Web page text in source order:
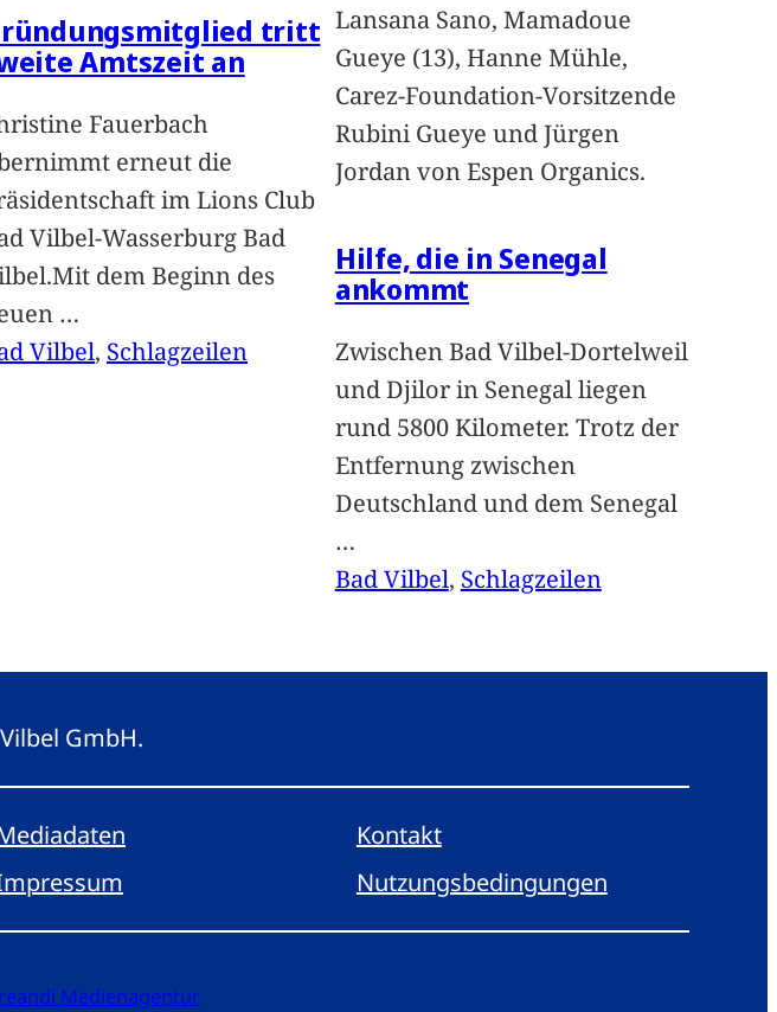
tritt
Amtszeit an
Fauerbach
erneut die
im Lions Club
Vilbel-Wasserburg Bad
dem Beginn des
…
Vilbel, Schlagzeilen
Lansana Sano, Mamadoue
Gueye (13), Hanne Mühle,
Carez-Foundation-Vorsitzende
Rubini Gueye und Jürgen
Jordan von Espen Organics.
Hilfe, die in Senegal
ankommt
Zwischen Bad Vilbel-Dortelweil
und Djilor in Senegal liegen
rund 5800 Kilometer. Trotz der
Entfernung zwischen
Deutschland und dem Senegal
…
Bad Vilbel, Schlagzeilen
GmbH.
Kontakt
Nutzungsbedingungen
Medienagentur